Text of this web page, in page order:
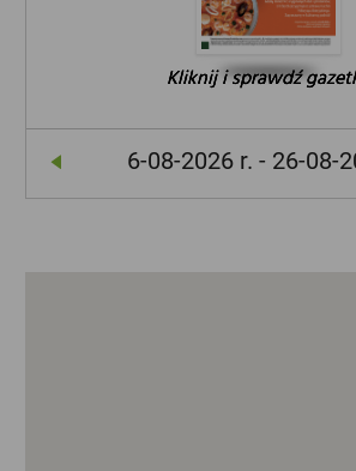
Kliknij i sprawdź
6-08-2026 r. - 26-08-
Kliknij i sprawdź
Kliknij i sprawdź